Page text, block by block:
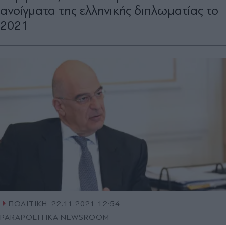
ανοίγματα της ελληνικής διπλωματίας το
2021
ΠΟΛΙΤΙΚΗ
22.11.2021 12:54
PARAPOLITIKA NEWSROOM